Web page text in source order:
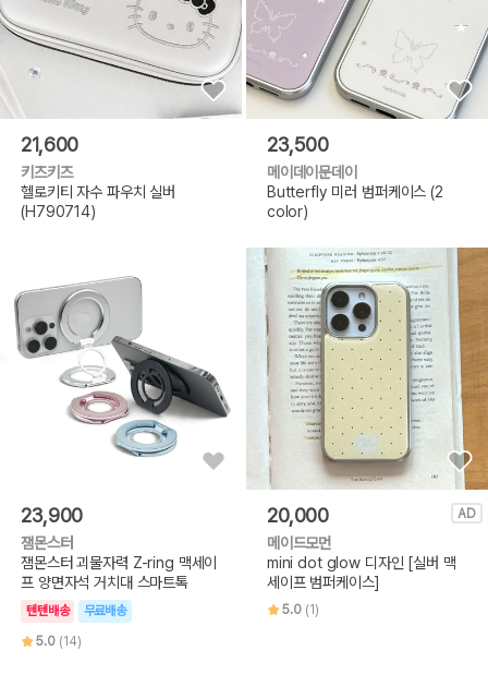
21,600
키즈키즈
헬로키티 자수 파우치 실버
(H790714)
23,500
메이데이문데이
Butterfly 미러 범퍼케이스 (2
color)
23,900
잼몬스터
잼몬스터 괴물자력 Z-ring 맥세이
프 양면자석 거치대 스마트톡
텐텐배송
무료배송
5.0 (14)
20,000
메이드모먼
mini dot glow 디자인 [실버 맥
세이프 범퍼케이스]
5.0 (1)
AD